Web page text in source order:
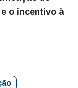
o incentivo à